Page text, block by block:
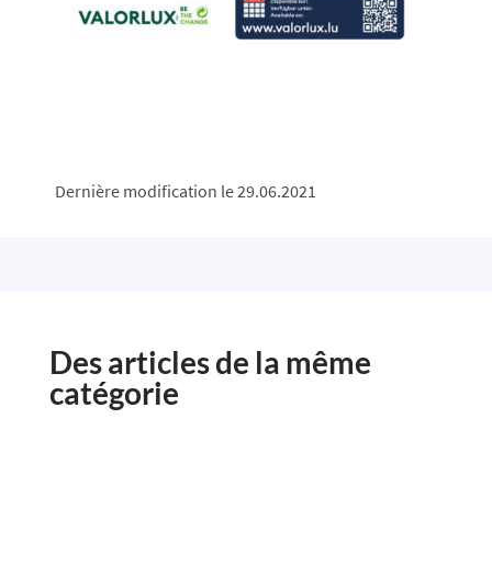
Dernière modification le 29.06.2021
Des articles de la même
catégorie